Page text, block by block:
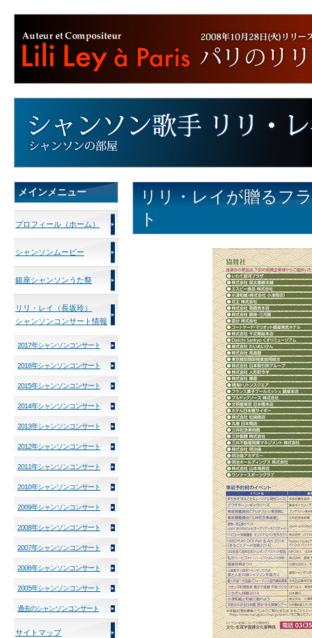
リリ・レイが贈るフ
ト
メインメニュー
プロフィール（ホーム）
シャンソンムービー
銀座シャンソンうた祭
リリ・レイ（長坂玲）
シャンソンコンサート情報
2017年シャンソンコンサート
2016年シャンソンコンサート
2015年シャンソンコンサート
2014年シャンソンコンサート
2013年シャンソンコンサート
2012年シャンソンコンサート
2011年シャンソンコンサート
2010年シャンソンコンサート
2009年シャンソンコンサート
2008年シャンソンコンサート
2007年シャンソンコンサート
2006年シャンソンコンサート
2005年シャンソンコンサート
過去のシャンソンコンサート
サイトマップ